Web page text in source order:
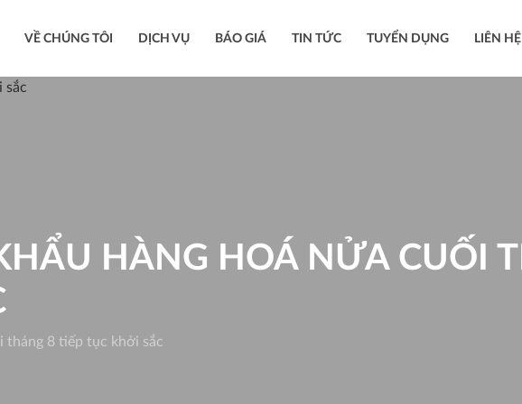
VỀ CHÚNG TÔI DỊCH VỤ BÁO GIÁ TIN TỨC TUYỂN DỤNG LIÊN HỆ
HÀNG HOÁ NỬA CUỐI
tháng 8 tiếp tục khởi sắc